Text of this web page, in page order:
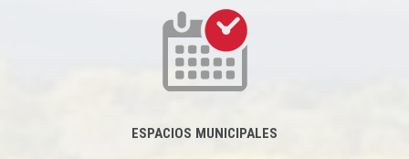
ESPACIOS MUNICIPALES